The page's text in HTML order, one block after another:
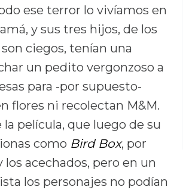
ese terror lo vivíamos en
y sus tres hijos, de los
ciegos, tenían una
un pedito vergonzoso a
para -por supuesto-
flores ni recolectan M&M.
película, que luego de su
como Bird Box, por
acechados, pero en un
los personajes no podían